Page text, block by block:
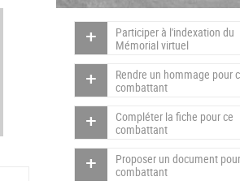
Participer à l'indexation du
Mémorial virtuel
Rendre un hommage pour
combattant
Compléter la fiche pour ce
combattant
Proposer un document
combattant